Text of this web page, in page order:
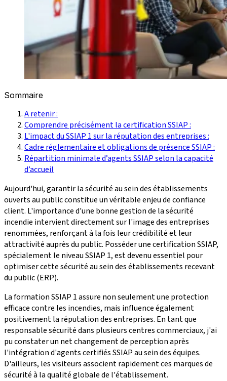
Sommaire
A retenir :
Comprendre précisément la certification SSIAP :
L'impact du SSIAP 1 sur la réputation des entreprises :
Cadre réglementaire et obligations de présence SSIAP :
Répartition minimale d’agents SSIAP selon la capacité
d’accueil
Aujourd'hui, garantir la sécurité au sein des établissements
ouverts au public constitue un véritable enjeu de confiance
client. L'importance d'une bonne gestion de la sécurité
incendie intervient directement sur l'image des entreprises
renommées, renforçant à la fois leur crédibilité et leur
attractivité auprès du public. Posséder une certification SSIAP,
spécialement le niveau SSIAP 1, est devenu essentiel pour
optimiser cette sécurité au sein des établissements recevant
du public (ERP).
La formation SSIAP 1 assure non seulement une protection
efficace contre les incendies, mais influence également
positivement la réputation des entreprises. En tant que
responsable sécurité dans plusieurs centres commerciaux, j'ai
pu constater un net changement de perception après
l'intégration d'agents certifiés SSIAP au sein des équipes.
D'ailleurs, les visiteurs associent rapidement ces marques de
sécurité à la qualité globale de l'établissement.